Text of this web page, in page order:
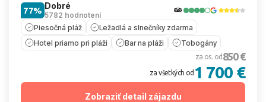
Dobré
5782 hodnotení
77%
Piesočná pláž
Ležadlá a slnečníky zdarma
Hotel priamo pri pláži
Bar na pláži Tobogány
za os. od 850 €
za všetkých od 1 700 €
Zobraziť detail zájazdu